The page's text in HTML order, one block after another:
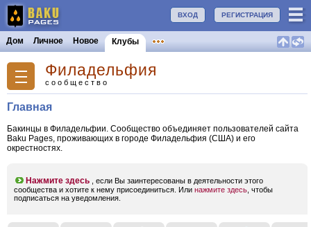
РЕГИСТРАЦИЯ
ВХОД
Дом Личное Новое Клубы
Филадельфия
сообщество
Главная
Бакинцы в Филадельфии. Сообщество объединяет пользователей сайта
Baku Pages, проживающих в городе Филадельфия (США) и его
окрестностях.
Нажмите здесь , если Вы заинтересованы в деятельности этого
сообщества и хотите к нему присоединиться. Или нажмите здесь , чтобы
подписаться на уведомления.